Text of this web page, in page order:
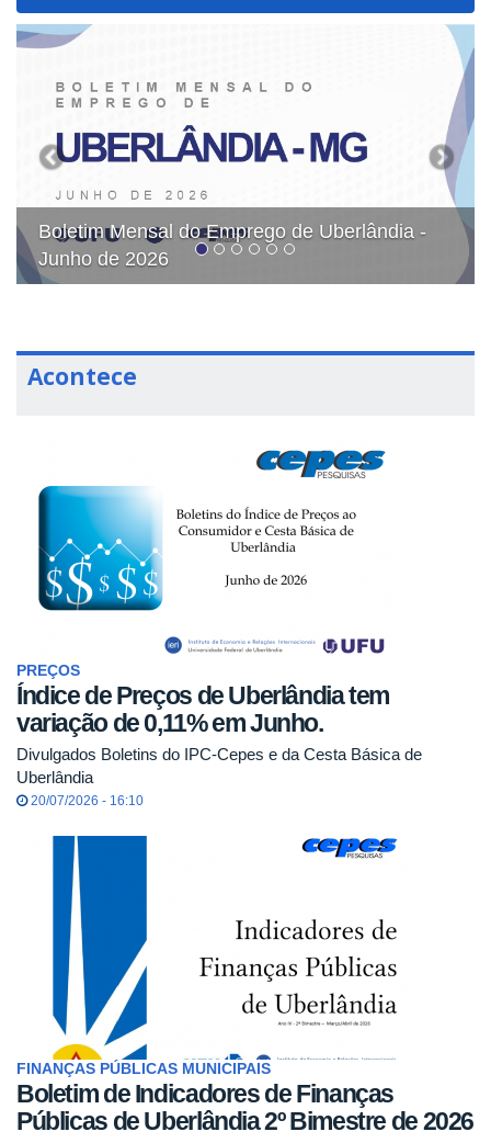
de Uberlândia -
Boletins do Índice de
Cesta Básica de
Previous Next
Acontece
PREÇOS
Índice de Preços de Uberlândia tem
variação de 0,11% em Junho.
Divulgados Boletins do IPC-Cepes e da Cesta Básica de
Uberlândia
20/07/2026 - 16:10
FINANÇAS PÚBLICAS MUNICIPAIS
Boletim de Indicadores de Finanças
Públicas de Uberlândia 2º Bimestre de 2026